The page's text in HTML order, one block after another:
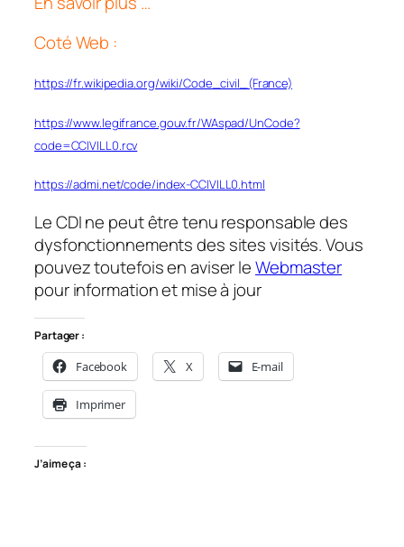
Coté Web :
https://fr.wikipedia.org/wiki/Code_civil_(France)
https://www.legifrance.gouv.fr/WAspad/UnCode?
code=CCIVILL0.rcv
https://admi.net/code/index-CCIVILL0.html
Le CDI ne peut être tenu responsable des
dysfonctionnements des sites visités. Vous
pouvez toutefois en aviser leWebmaster
pour information et mise à jour
Partager :
Facebook X E-mail
Imprimer
J’aime ça :